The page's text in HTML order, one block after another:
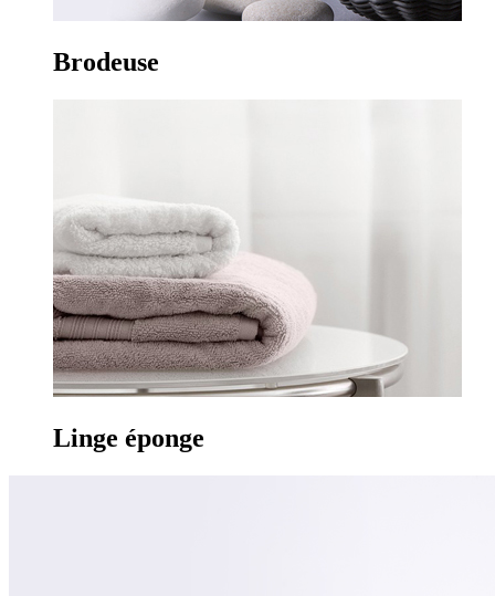
Brodeuse
Linge éponge